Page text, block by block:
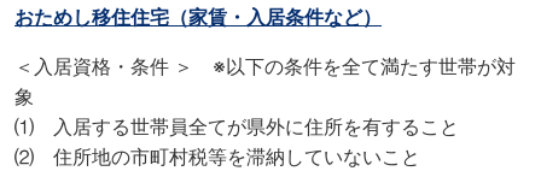
おためし移住住宅（家賃・入居条件など）
＜入居資格・条件 ＞ ※以下の条件を全て満たす世帯が対
象
⑴ 入居する世帯員全てが県外に住所を有すること
⑵ 住所地の市町村税等を滞納していないこと